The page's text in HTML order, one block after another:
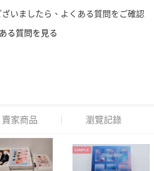
いましたら、よくある質問をご確認
る質問を見る
賣家商品 瀏覽記錄